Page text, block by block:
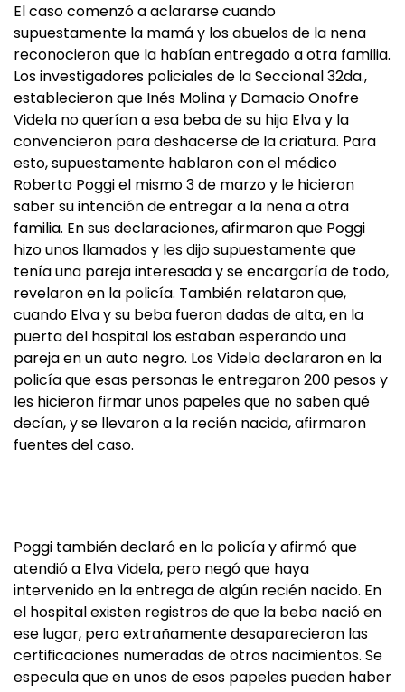
El caso comenzó a aclararse cuando
supuestamente la mamá y los abuelos de la nena
reconocieron que la habían entregado a otra familia.
Los investigadores policiales de la Seccional 32da.,
establecieron que Inés Molina y Damacio Onofre
Videla no querían a esa beba de su hija Elva y la
convencieron para deshacerse de la criatura. Para
esto, supuestamente hablaron con el médico
Roberto Poggi el mismo 3 de marzo y le hicieron
saber su intención de entregar a la nena a otra
familia. En sus declaraciones, afirmaron que Poggi
hizo unos llamados y les dijo supuestamente que
tenía una pareja interesada y se encargaría de todo,
revelaron en la policía. También relataron que,
cuando Elva y su beba fueron dadas de alta, en la
puerta del hospital los estaban esperando una
pareja en un auto negro. Los Videla declararon en la
policía que esas personas le entregaron 200 pesos y
les hicieron firmar unos papeles que no saben qué
decían, y se llevaron a la recién nacida, afirmaron
fuentes del caso.
Poggi también declaró en la policía y afirmó que
atendió a Elva Videla, pero negó que haya
intervenido en la entrega de algún recién nacido. En
el hospital existen registros de que la beba nació en
ese lugar, pero extrañamente desaparecieron las
certificaciones numeradas de otros nacimientos. Se
especula que en unos de esos papeles pueden haber